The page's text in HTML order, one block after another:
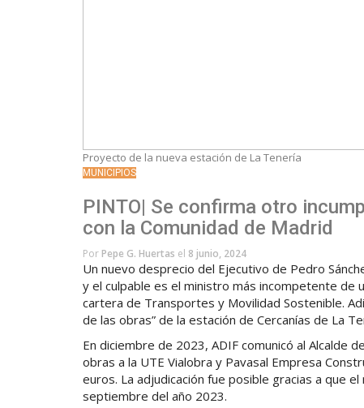
Proyecto de la nueva estación de La Tenería
MUNICIPIOS
PINTO| Se confirma otro
con la Comunidad de Madrid
Por Pepe G. Huertas el 8 junio, 2024
Un nuevo desprecio del Ejecutivo de Pedro
y el culpable es el ministro más incompetente de
cartera de Transportes y Movilidad Sostenible.
de las obras” de la estación de Cercanías de La
En diciembre de 2023, ADIF comunicó al Alcalde
obras a la UTE Vialobra y Pavasal Empresa
euros. La adjudicación fue posible gracias a que
septiembre del año 2023.